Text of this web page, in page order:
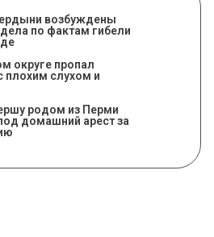
возбуждены
по фактам гибели
округе пропал
плохим слухом и
родом из Перми
домашний арест за